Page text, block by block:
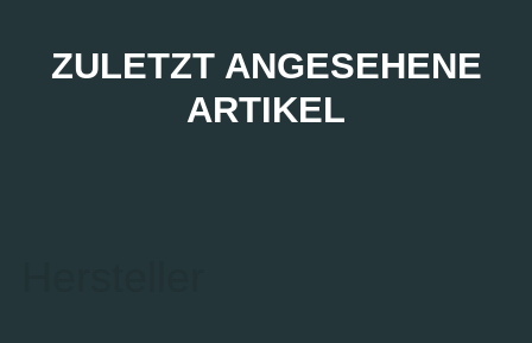
ZULETZT ANGESEHENE
ARTIKEL